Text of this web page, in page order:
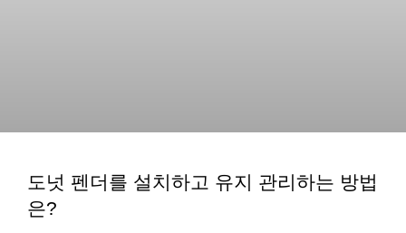
도넛 펜더를 설치하고 유지 관리하는 방법
은?